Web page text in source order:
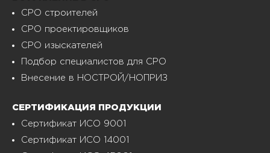
СРО строителей
СРО проектировщиков
СРО изыскателей
Подбор специалистов для СРО
Внесение в НОСТРОЙ/НОПРИЗ
СЕРТИФИКАЦИЯ ПРОДУКЦИИ
Сертификат ИСО 9001
Сертификат ИСО 14001